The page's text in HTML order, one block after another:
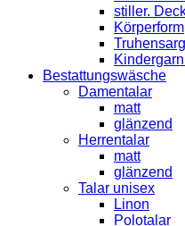
stiller.
Körperform
Bestattungswäsche
Damentalar
matt
glänzend
Herrentalar
matt
glänzend
Talar unisex
Linon
Polotalar